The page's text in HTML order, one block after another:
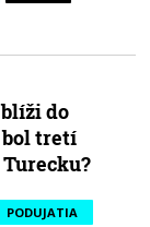
do
bol tretí
PODUJATIA